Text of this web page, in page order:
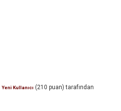
Yeni Kullanıcı (210 puan) tarafından